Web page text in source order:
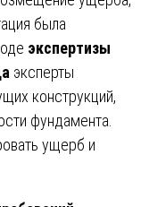
была
экспертизы
эксперты
конструкций,
фундамента.
ущерб и